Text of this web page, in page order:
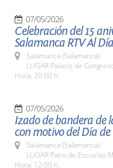
07/05/2026
Celebración del 15
Salamanca RTV Al
Salamanca (Salamanca)
LUGAR Palacio de
Hora: 20:00 h.
07/05/2026
Izado de bandera de
con motivo del Día de
Salamanca (Salamanca)
LUGAR Patio de Escuelas
Hora: 12:00 h.